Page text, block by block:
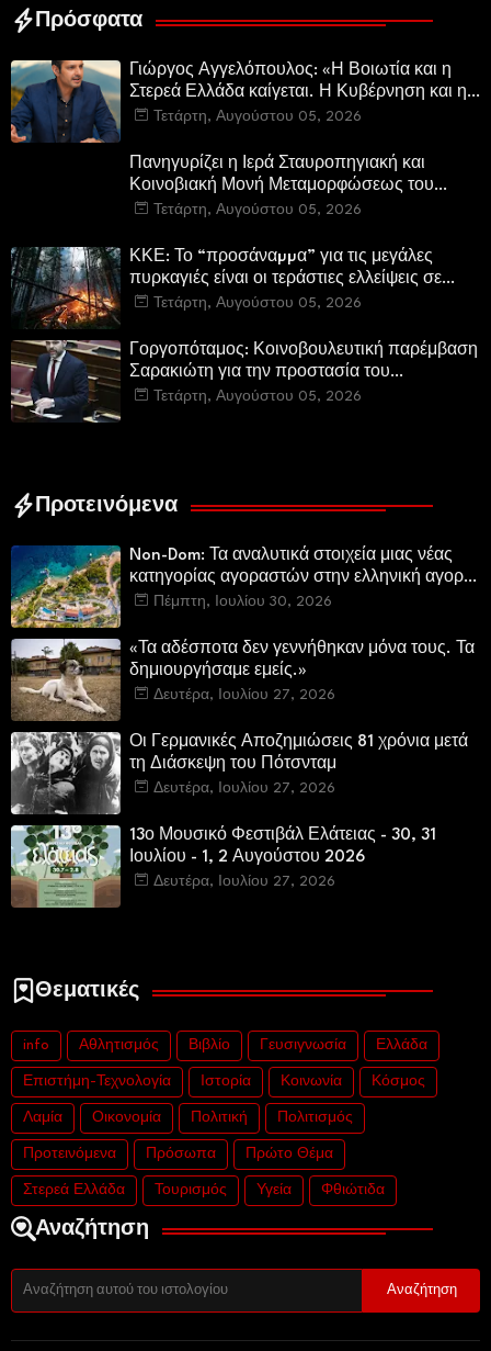
Πρόσφατα
Γιώργος Αγγελόπουλος: «Η Βοιωτία και η
Στερεά Ελλάδα καίγεται. Η Κυβέρνηση και η
Περιφερειακή Αρχή αυτοθαυμάζονται.»
Τετάρτη, Αυγούστου 05, 2026
Πανηγυρίζει η Ιερά Σταυροπηγιακή και
Κοινοβιακή Μονή Μεταμορφώσεως του
Σωτήρος Καμενων Βουρλων (Μονή Αγιάς ή
Τετάρτη, Αυγούστου 05, 2026
ΚΚΕ: Το “προσάναµµα” για τις μεγάλες
πυρκαγιές είναι οι τεράστιες ελλείψεις σε
µέσα και προσωπικό στην Πυροσβεστική και
Τετάρτη, Αυγούστου 05, 2026
Γοργοπόταμος: Κοινοβουλευτική παρέμβαση
Σαρακιώτη για την προστασία του
εμβληματικού φυσικού και ιστορικού
Τετάρτη, Αυγούστου 05, 2026
Προτεινόμενα
Non-Dom: Τα αναλυτικά στοιχεία μιας νέας
κατηγορίας αγοραστών στην ελληνική αγορά
πολυτελών κατοικιών
Πέμπτη, Ιουλίου 30, 2026
«Τα αδέσποτα δεν γεννήθηκαν μόνα τους. Τα
δημιουργήσαμε εμείς.»
Δευτέρα, Ιουλίου 27, 2026
Οι Γερμανικές Αποζημιώσεις 81 χρόνια μετά
τη Διάσκεψη του Πότσνταμ
Δευτέρα, Ιουλίου 27, 2026
13ο Μουσικό Φεστιβάλ Ελάτειας - 30, 31
Ιουλίου - 1, 2 Αυγούστου 2026
Δευτέρα, Ιουλίου 27, 2026
Θεματικές
info Αθλητισμός Βιβλίο Γευσιγνωσία Ελλάδα
Επιστήμη-Τεχνολογία Ιστορία Κοινωνία Κόσμος
Λαμία Οικονομία Πολιτική Πολιτισμός
Προτεινόμενα Πρόσωπα Πρώτο Θέμα
Στερεά Ελλάδα Τουρισμός Υγεία Φθιώτιδα
Αναζήτηση